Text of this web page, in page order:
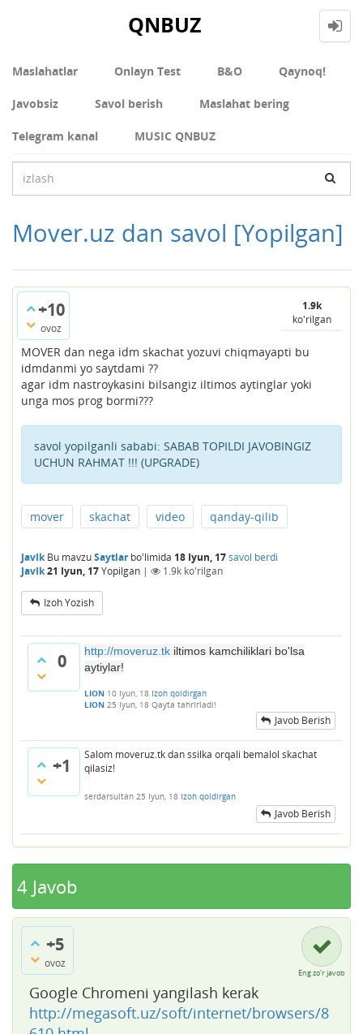
QNBUZ
Maslahatlar Onlayn Test В&О Qaynoq!
Javobsiz Savol berish Maslahat bering
Telegram kanal MUSIC QNBUZ
Mover.uz dan savol [Yopilgan]
+10
ovoz
1.9k
ko'rilgan
MOVER dan nega idm skachat yozuvi chiqmayapti bu
idmdanmi yo saytdami ??
agar idm nastroykasini bilsangiz iltimos aytinglar yoki
unga mos prog bormi???
savol yopilganli sababi: SABAB TOPILDI JAVOBINGIZ
UCHUN RAHMAT !!! (UPGRADE)
mover skachat video qanday-qilib
JavIk Bu mavzuSaytlarbo'limida 18 Iyun, 17savol berdi
JavIk21 Iyun, 17Yopilgan | 1.9k ko'rilgan
Izoh Yozish
0 http://moveruz.tk iltimos kamchiliklari bo'lsa
aytiylar!
LION 10 Iyun, 18 Izoh qoldirgan
LION 25 Iyun, 18 Qayta tahrirladi!
Javob Berish
+1
Salom moveruz.tk dan ssilka orqali bemalol skachat
qilasiz!
serdarsultan 25 Iyun, 18 Izoh qoldirgan
Javob Berish
4 Javob
+5
ovoz
Eng zo'r javob
Google Chromeni yangilash kerak
http://megasoft.uz/soft/internet/browsers/8